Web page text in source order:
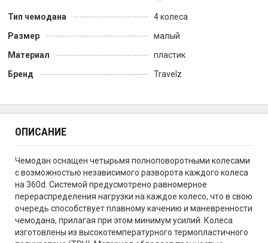
Тип чемодана
4 колеса
Размер
малый
Материал
пластик
Бренд
Travelz
ОПИСАНИЕ
Чемодан оснащен четырьмя полноповоротными колесами
с возможностью независимого разворота каждого колеса
на 360d. Системой предусмотрено равномерное
перераспределения нагрузки на каждое колесо, что в свою
очередь способствует плавному качению и маневренности
чемодана, прилагая при этом минимум усилий. Колеса
изготовлены из высокотемпературного термопластичного